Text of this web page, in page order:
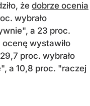
że dobrze ocenia
wybrało
a 23 proc.
wystawiło
proc. wybrało
a 10,8 proc. "raczej